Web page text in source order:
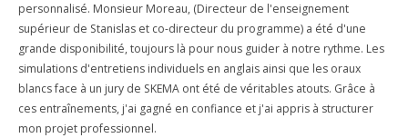
personnalisé. Monsieur Moreau, (Directeur de l'enseignement
supérieur de Stanislas et co-directeur du programme) a été d'une
grande disponibilité, toujours là pour nous guider à notre rythme. Les
simulations d'entretiens individuels en anglais ainsi que les oraux
blancs face à un jury de SKEMA ont été de véritables atouts. Grâce à
ces entraînements, j'ai gagné en confiance et j'ai appris à structurer
mon projet professionnel.